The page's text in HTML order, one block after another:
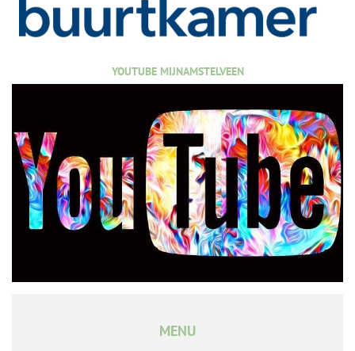
YOUTUBE MIJNAMSTELVEEN
MENU